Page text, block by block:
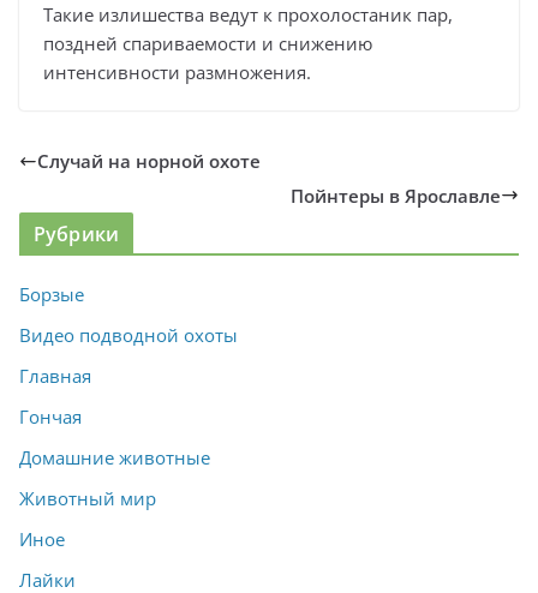
Такие излишества ведут к прохолостаник пар,
поздней спариваемости и снижению
интенсивности размножения.
Случай на норной охоте
Пойнтеры в Ярославле
Рубрики
Борзые
Видео подводной охоты
Главная
Гончая
Домашние животные
Животный мир
Иное
Лайки